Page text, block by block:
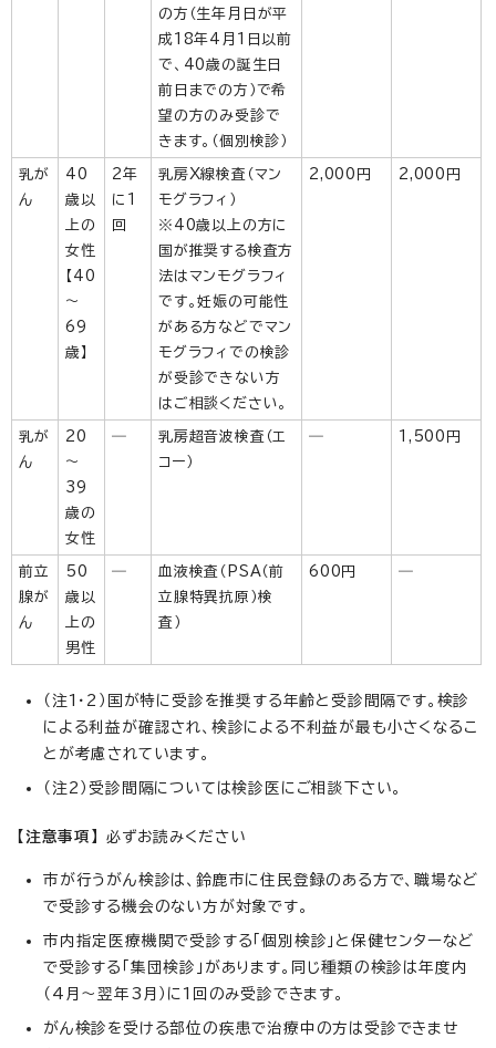
の方（生年月日が平
成18年4月1日以前
で、40歳の誕生日
前日までの方）で希
望の方のみ受診で
きます。（個別検診）
乳が
ん
40
歳以
上の
女性
【40
～
69
歳】
2年
に1
回
乳房X線検査（マン
モグラフィ）
※40歳以上の方に
国が推奨する検査方
法はマンモグラフィ
です。妊娠の可能性
がある方などでマン
モグラフィでの検診
が受診できない方
はご相談ください。
2,000円 2,000円
乳が
ん
20
～
39
歳の
女性
―
乳房超音波検査（エ
コー）
― 1,500円
前立
腺が
ん
50
歳以
上の
男性
―
血液検査（PSA（前
立腺特異抗原）検
査）
600円 ―
（注1・2）国が特に受診を推奨する年齢と受診間隔です。検診
による利益が確認され、検診による不利益が最も小さくなるこ
とが考慮されています。
（注2）受診間隔については検診医にご相談下さい。
【注意事項】 必ずお読みください
市が行うがん検診は、鈴鹿市に住民登録のある方で、職場など
で受診する機会のない方が対象です。
市内指定医療機関で受診する「個別検診」と保健センターなど
で受診する「集団検診」があります。同じ種類の検診は年度内
（4月～翌年3月）に1回のみ受診できます。
がん検診を受ける部位の疾患で治療中の方は受診できませ